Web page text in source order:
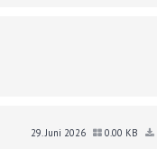
29. Juni 2026 0.00 KB